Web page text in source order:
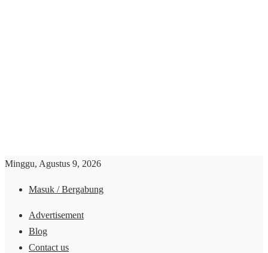
Minggu, Agustus 9, 2026
Masuk / Bergabung
Advertisement
Blog
Contact us